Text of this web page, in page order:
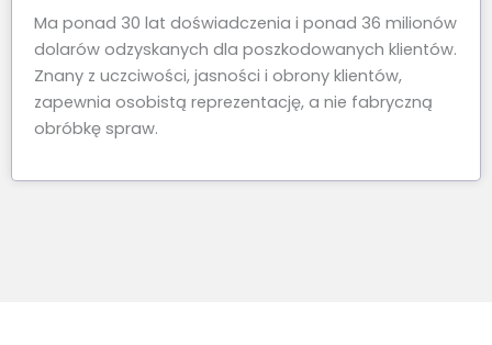
Ma ponad 30 lat doświadczenia i ponad 36 milionów
dolarów odzyskanych dla poszkodowanych klientów.
Znany z uczciwości, jasności i obrony klientów,
zapewnia osobistą reprezentację, a nie fabryczną
obróbkę spraw.